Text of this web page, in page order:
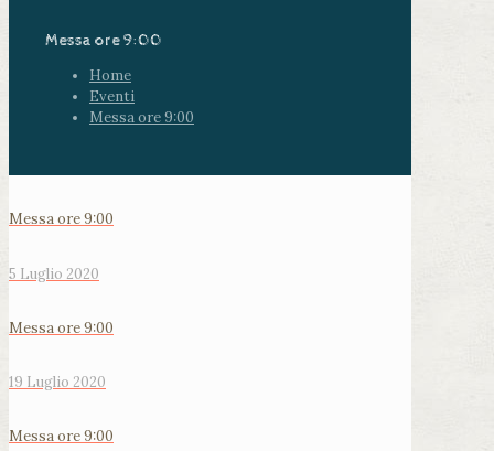
Messa ore 9:00
Home
Eventi
Messa ore 9:00
Messa ore 9:00
5 Luglio 2020
Messa ore 9:00
19 Luglio 2020
Messa ore 9:00